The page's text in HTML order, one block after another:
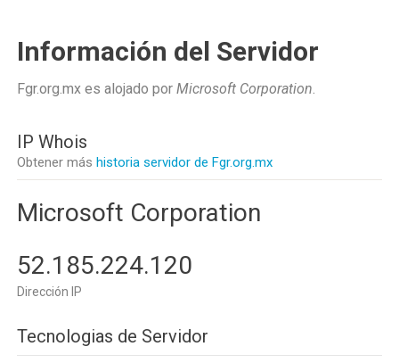
Información del Servidor
Fgr.org.mx es alojado por Microsoft Corporation.
IP Whois
Obtener más historia servidor de Fgr.org.mx
Microsoft Corporation
52.185.224.120
Dirección IP
Tecnologias de Servidor